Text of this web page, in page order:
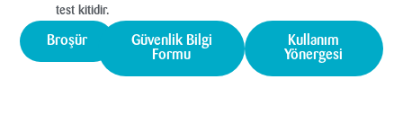
test kitidir.
Broşür
Güvenlik Bilgi
Formu
Kullanım
Yönergesi